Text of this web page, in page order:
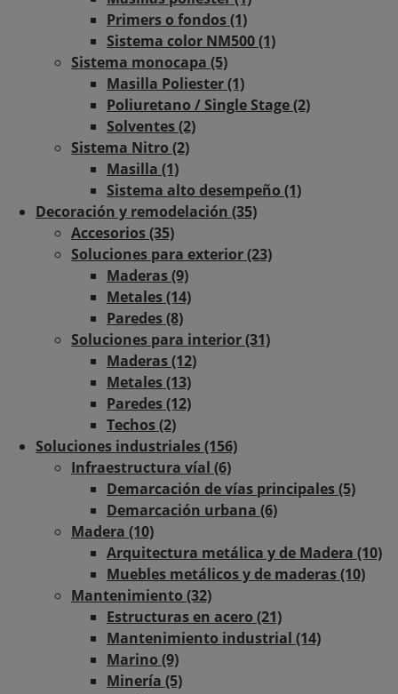
Primers o fondos (1)
Sistema color NM500 (1)
Sistema monocapa (5)
Masilla Poliester (1)
Poliuretano / Single Stage (2)
Solventes (2)
Sistema Nitro (2)
Masilla (1)
Sistema alto desempeño (1)
Decoración y remodelación (35)
Accesorios (35)
Soluciones para exterior (23)
Maderas (9)
Metales (14)
Paredes (8)
Soluciones para interior (31)
Maderas (12)
Metales (13)
Paredes (12)
Techos (2)
Soluciones industriales (156)
Infraestructura víal (6)
Demarcación de vías principales (5)
Demarcación urbana (6)
Madera (10)
Arquitectura metálica y de Madera (10)
Muebles metálicos y de maderas (10)
Mantenimiento (32)
Estructuras en acero (21)
Mantenimiento industrial (14)
Marino (9)
Minería (5)